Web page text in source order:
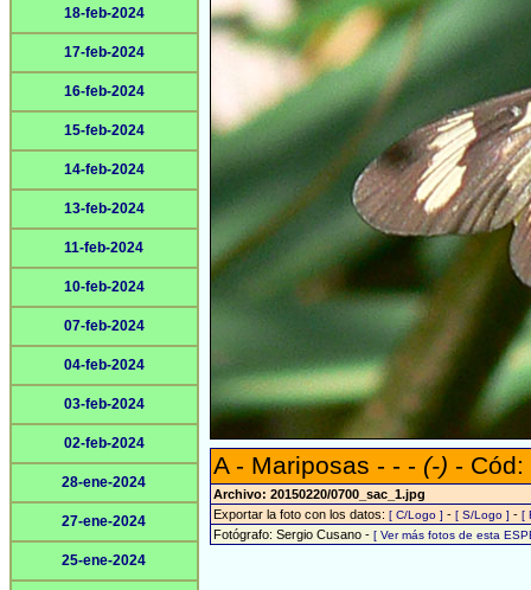
18-feb-2024
17-feb-2024
16-feb-2024
15-feb-2024
14-feb-2024
13-feb-2024
11-feb-2024
10-feb-2024
07-feb-2024
04-feb-2024
03-feb-2024
02-feb-2024
28-ene-2024
27-ene-2024
25-ene-2024
A - Mariposas - - - (-) - Cód:
Archivo: 20150220/0700_sac_1.jpg
Exportar la foto con los datos: [ C/Logo ] - [ S/Logo ] - [
Fotógrafo: Sergio Cusano - [ Ver más fotos de esta